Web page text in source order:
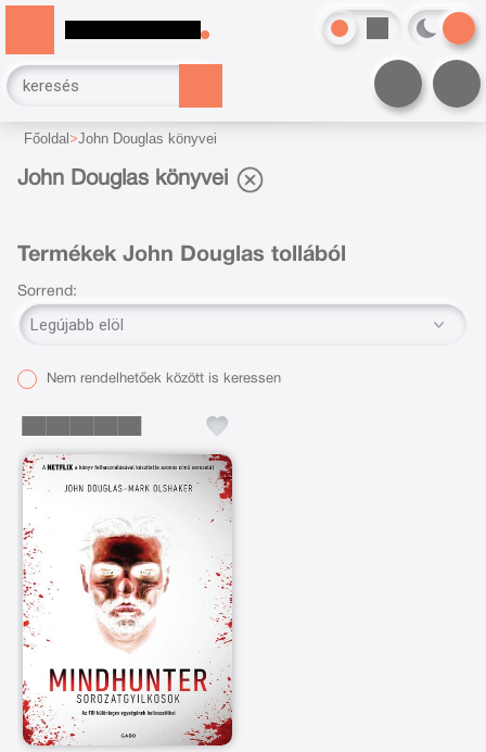
Főoldal John Douglas könyvei
John Douglas könyvei
Termékek John Douglas tollából
Sorrend:
Nem rendelhetőek között is keressen